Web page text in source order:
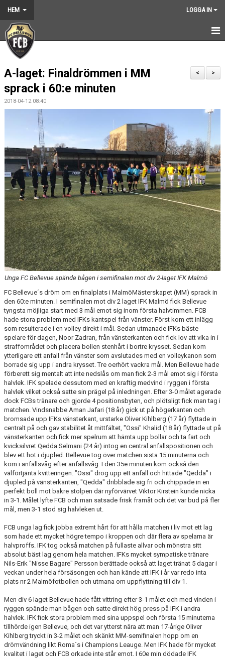
HEM LOGGA IN
HEM
NYHETER
GRUNDARNA
BILDGALLERI
DOKUMENT
VÅRA LAG
MEDLEMSKAP
KLÄDBESTÄLLNING
SPONSORER
KLUBBMAGASIN
NATIONELLA SPELFORMER
PROVTRÄNING
SKADEBEHANDLING
VÄRDEGRUND
FOTBOLLSCAMP 2026
TRÄNARUTBILDNING
SUPPORTERPRYLAR
GÅBOLL
PROJEKT
DOMARE
GYMKORT NORDIC WELLNESS
FYSTRÄNING
POLICY SOCIALA MEDIER
>
<
A-laget: Finaldrömmen i MM
sprack i 60:e minuten
2018-04-12 08:40
Unga FC Bellevue spände bågen i semifinalen mot div 2-laget IFK Malmö
FC Bellevue´s dröm om en finalplats i MalmöMästerskapet (MM) sprack in
den 60:e minuten. I semifinalen mot div 2 laget IFK Malmö fick Bellevue
tyngsta möjliga start med 3 mål emot sig inom första halvtimmen. FCB
hade stora problem med IFKs kantspel från vänster. Först kom ett inlägg
som resulterade i en volley direkt i mål. Sedan utmanade IFKs bäste
spelare för dagen, Noor Zadran, från vänsterkanten och fick lov att vika in i
straffområdet och placera bollen stenhårt i bortre krysset. Sedan kom
ytterligare ett anfall från vänster som avslutades med en volleykanon som
borrade sig upp i andra krysset. Tre oerhört vackra mål. Men Bellevue hade
förberett sig mentalt att inte nedslås om man fick 2-3 mål emot sig i första
halvlek. IFK spelade dessutom med en kraftig medvind i ryggen i första
halvlek vilket också satte sin prägel på inledningen. Efter 3-0 målet agerade
dock FCBs tränare och gjorde 4 positionsbyten, och plötsligt fick man tag i
matchen. Vindsnabbe Aman Jafari (18 år) gick ut på högerkanten och
bromsade upp IFKs vänsterkant, urstarke Oliver Kihlberg (17 år) flyttade in
centralt på och gav stabilitet åt mittfältet, "Ossi" Khalid (18 år) flyttade ut på
vänsterkanten och fick mer spelrum att hämta upp bollar och ta fart och
kvicksilvret Qedda Selmani (24 år) intog en central anfallspositionen och
blev ett hot i djupled. Bellevue tog över matchen sista 15 minuterna och
kom i anfallsvåg efter anfallsvåg. I den 35e minuten kom också den
välförtjänta kvitteringen. "Ossi" drog upp ett anfall och hittade "Qedda" i
djupled på vänsterkanten, "Qedda" dribblade sig fri och chippade in en
perfekt boll mot bakre stolpen där nyförvärvet Viktor Kirstein kunde nicka
in 3-1. Målet lyfte FCB och man satsade frisk framåt och det var bud på fler
mål, men 3-1 stod sig halvleken ut.
FCB unga lag fick jobba extremt hårt för att hålla matchen i liv mot ett lag
som hade ett mycket högre tempo i kroppen och där flera av spelarna är
halvproffs. IFK tog också matchen på fullaste allvar och mönstra sitt
absolut bäst lag genom hela matchen. IFKs mycket sympatiske tränare
Nils-Erik "Nisse Bagare" Persson berättade också att laget tränat 5 dagar i
veckan under hela försäsongen och han kände att IFK i år var redo inta
plats nr 2 Malmöfotbollen och utmana om uppflyttning till div 1.
Men div 6 laget Bellevue hade fått vittring efter 3-1 målet och med vinden i
ryggen spände man bågen och satte direkt hög press på IFK i andra
halvlek. IFK fick stora problem med sina uppspel och första 15 minuterna
tillhörde igen Bellevue, och det var ytterst nära att man 17-årige Oliver
Kihlberg tryckt in 3-2 målet och skänkt MM-semifinalen hopp om en
drömvändning likt Roma´s i Champions Leauge. Men IFK hade för mycket
kvalitet i laget och FCB orkade inte står emot. I 60e min dödade IFK